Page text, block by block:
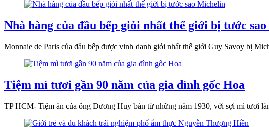
Nhà hàng của đầu bếp giỏi nhất thế giới bị tước
Monnaie de Paris của đầu bếp được vinh danh giỏi nhất thế giới Guy Savoy bị
Tiệm mì tươi gần 90 năm của gia đình gốc Hoa
TP HCM- Tiệm ăn của ông Dương Huy bán từ những năm 1930, với sợi mì tươi